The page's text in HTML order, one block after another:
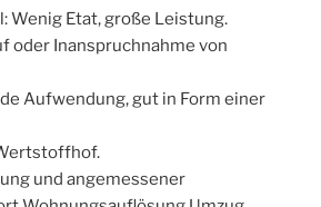
Wenig Etat, große Leistung.
oder Inanspruchnahme von
Aufwendung, gut in Form einer
und angemessener